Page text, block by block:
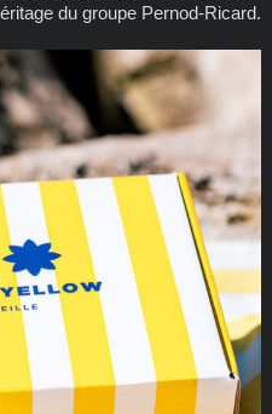
du groupe Pernod-Ricard.